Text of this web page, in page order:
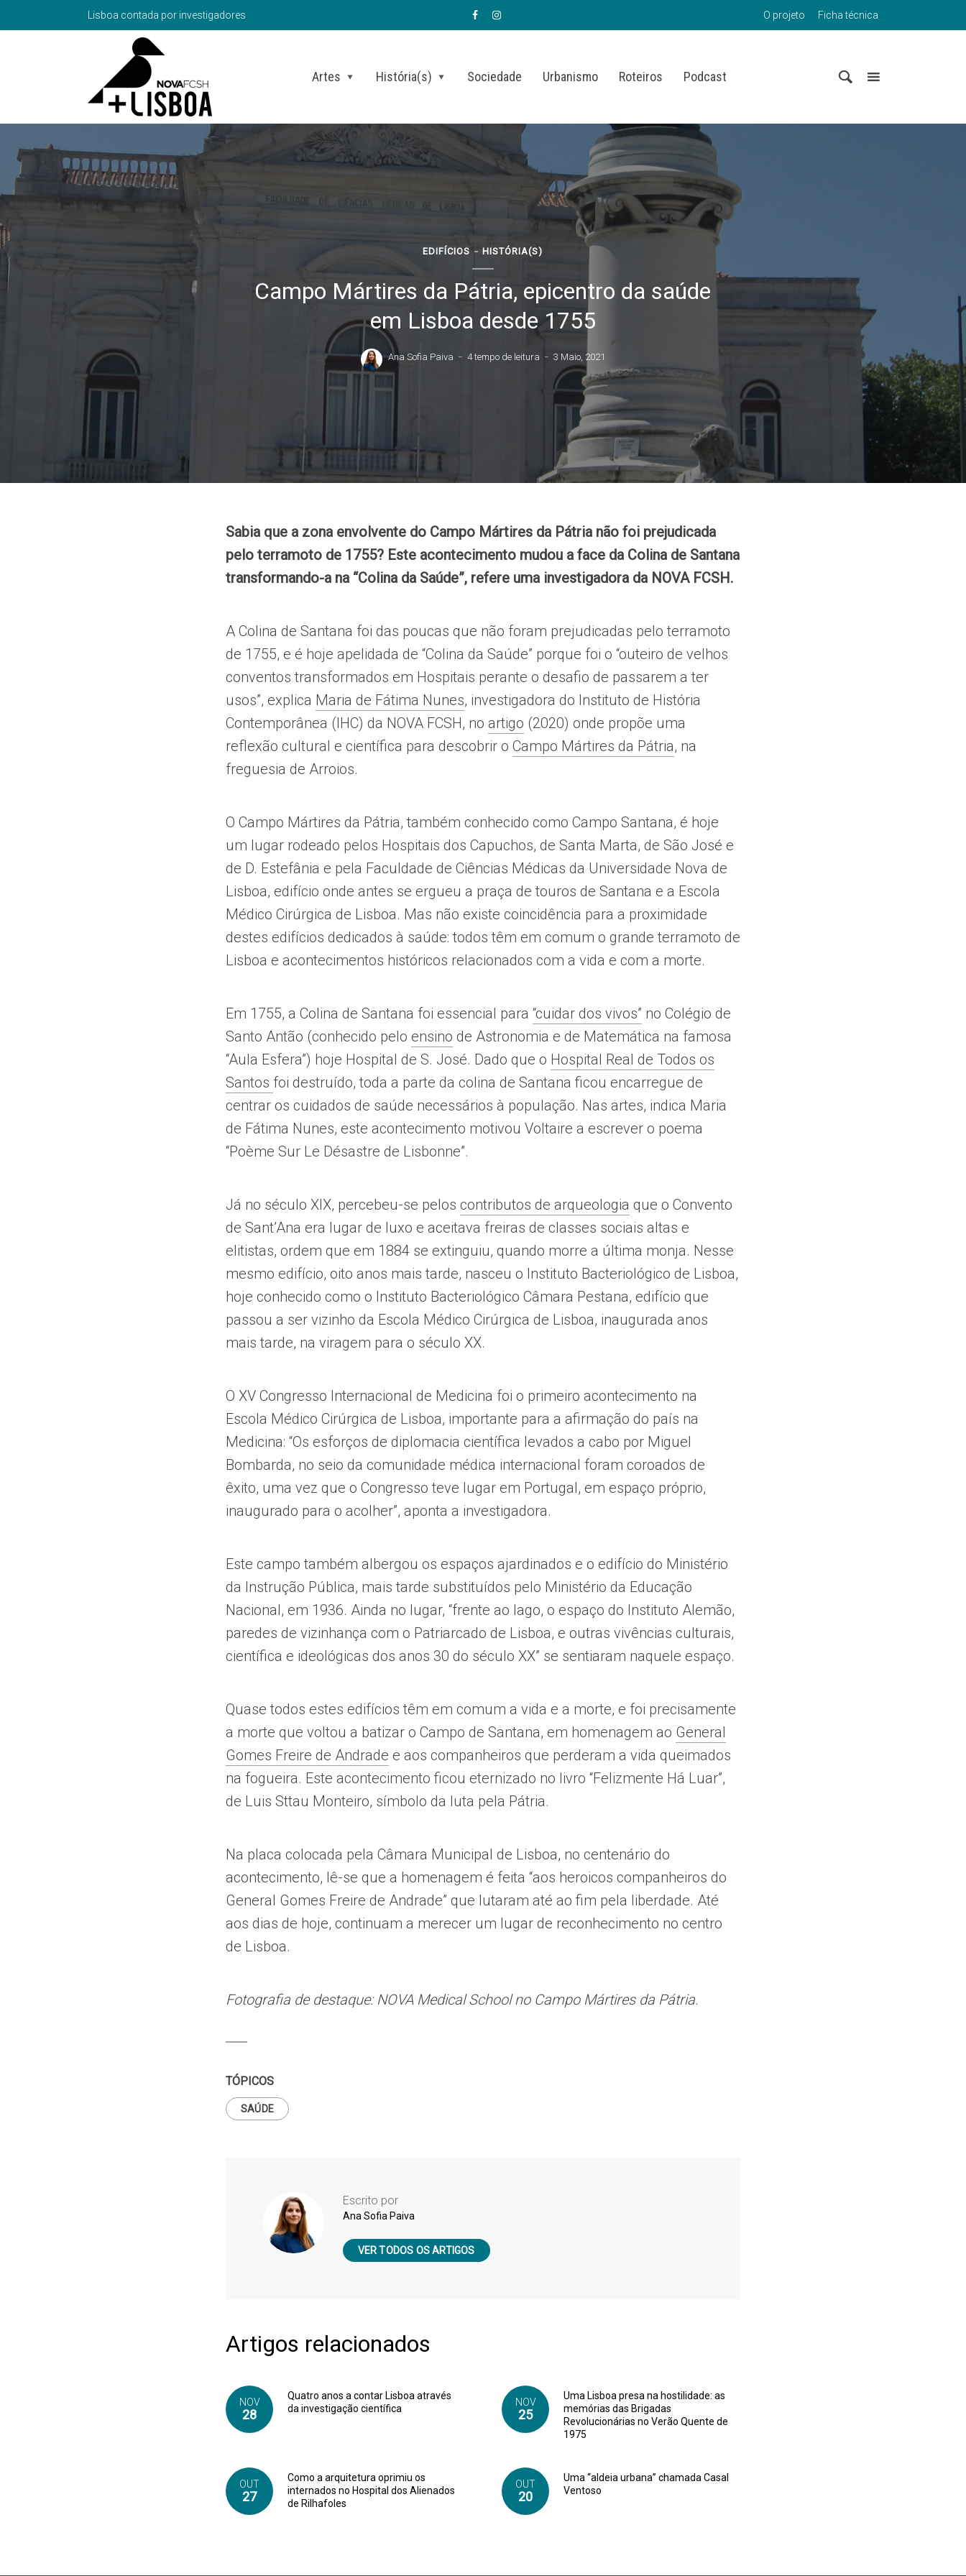
Lisboa contada por investigadores O projeto Ficha técnica
Artes História(s) Sociedade Urbanismo Roteiros Podcast
EDIFÍCIOS HISTÓRIA(S)
Campo Mártires da Pátria, epicentro da saúde
em Lisboa desde 1755
Ana Sofia Paiva 4 tempo de leitura 3 Maio, 2021
Sabia que a zona envolvente do Campo Mártires da Pátria não foi prejudicada
pelo terramoto de 1755? Este acontecimento mudou a face da Colina de Santana
transformando-a na “Colina da Saúde”, refere uma investigadora da NOVA FCSH.
A Colina de Santana foi das poucas que não foram prejudicadas pelo terramoto
de 1755, e é hoje apelidada de “Colina da Saúde” porque foi o “outeiro de velhos
conventos transformados em Hospitais perante o desafio de passarem a ter
usos”, explica Maria de Fátima Nunes, investigadora do Instituto de História
Contemporânea (IHC) da NOVA FCSH, no artigo (2020) onde propõe uma
reflexão cultural e científica para descobrir o Campo Mártires da Pátria, na
freguesia de Arroios.
O Campo Mártires da Pátria, também conhecido como Campo Santana, é hoje
um lugar rodeado pelos Hospitais dos Capuchos, de Santa Marta, de São José e
de D. Estefânia e pela Faculdade de Ciências Médicas da Universidade Nova de
Lisboa, edifício onde antes se ergueu a praça de touros de Santana e a Escola
Médico Cirúrgica de Lisboa. Mas não existe coincidência para a proximidade
destes edifícios dedicados à saúde: todos têm em comum o grande terramoto de
Lisboa e acontecimentos históricos relacionados com a vida e com a morte.
Em 1755, a Colina de Santana foi essencial para “cuidar dos vivos” no Colégio de
Santo Antão (conhecido pelo ensino de Astronomia e de Matemática na famosa
“Aula Esfera”) hoje Hospital de S. José. Dado que o Hospital Real de Todos os
Santos foi destruído, toda a parte da colina de Santana ficou encarregue de
centrar os cuidados de saúde necessários à população. Nas artes, indica Maria
de Fátima Nunes, este acontecimento motivou Voltaire a escrever o poema
“Poème Sur Le Désastre de Lisbonne”.
Já no século XIX, percebeu-se pelos contributos de arqueologia que o Convento
de Sant’Ana era lugar de luxo e aceitava freiras de classes sociais altas e
elitistas, ordem que em 1884 se extinguiu, quando morre a última monja. Nesse
mesmo edifício, oito anos mais tarde, nasceu o Instituto Bacteriológico de Lisboa,
hoje conhecido como o Instituto Bacteriológico Câmara Pestana, edifício que
passou a ser vizinho da Escola Médico Cirúrgica de Lisboa, inaugurada anos
mais tarde, na viragem para o século XX.
O XV Congresso Internacional de Medicina foi o primeiro acontecimento na
Escola Médico Cirúrgica de Lisboa, importante para a afirmação do país na
Medicina: “Os esforços de diplomacia científica levados a cabo por Miguel
Bombarda, no seio da comunidade médica internacional foram coroados de
êxito, uma vez que o Congresso teve lugar em Portugal, em espaço próprio,
inaugurado para o acolher”, aponta a investigadora.
Este campo também albergou os espaços ajardinados e o edifício do Ministério
da Instrução Pública, mais tarde substituídos pelo Ministério da Educação
Nacional, em 1936. Ainda no lugar, “frente ao lago, o espaço do Instituto Alemão,
paredes de vizinhança com o Patriarcado de Lisboa, e outras vivências culturais,
científica e ideológicas dos anos 30 do século XX” se sentiaram naquele espaço.
Quase todos estes edifícios têm em comum a vida e a morte, e foi precisamente
a morte que voltou a batizar o Campo de Santana, em homenagem ao General
Gomes Freire de Andrade e aos companheiros que perderam a vida queimados
na fogueira. Este acontecimento ficou eternizado no livro “Felizmente Há Luar”,
de Luis Sttau Monteiro, símbolo da luta pela Pátria.
Na placa colocada pela Câmara Municipal de Lisboa, no centenário do
acontecimento, lê-se que a homenagem é feita “aos heroicos companheiros do
General Gomes Freire de Andrade” que lutaram até ao fim pela liberdade. Até
aos dias de hoje, continuam a merecer um lugar de reconhecimento no centro
de Lisboa.
Fotografia de destaque: NOVA Medical School no Campo Mártires da Pátria.
TÓPICOS
SAÚDE
Escrito por
Ana Sofia Paiva
VER TODOS OS ARTIGOS
Artigos relacionados
NOV
28
Quatro anos a contar Lisboa através
da investigação científica
NOV
25
Uma Lisboa presa na hostilidade: as
memórias das Brigadas
Revolucionárias no Verão Quente de
1975
OUT
27
Como a arquitetura oprimiu os
internados no Hospital dos Alienados
de Rilhafoles
OUT
20
Uma “aldeia urbana” chamada Casal
Ventoso